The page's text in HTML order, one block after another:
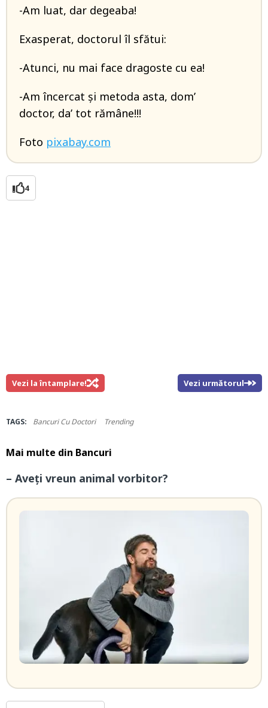
-Am luat, dar degeaba!
Exasperat, doctorul îl sfătui:
-Atunci, nu mai face dragoste cu ea!
-Am încercat şi metoda asta, dom’
doctor, da’ tot rămâne!!!
Foto pixabay.com
4
Vezi la întamplare! Vezi următorul
TAGS: Bancuri Cu Doctori Trending
Mai multe din Bancuri
– Aveți vreun animal vorbitor?